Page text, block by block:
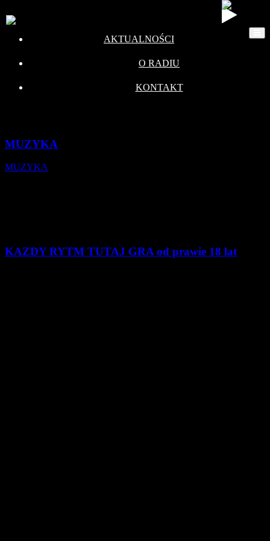
AKTUALNOŚCI
O RADIU
KONTAKT
MUZYKA
MUZYKA
KAZDY RYTM TUTAJ GRA od prawie 18 lat